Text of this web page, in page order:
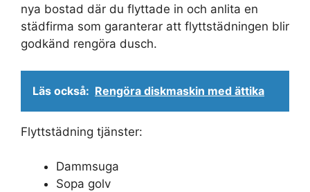
nya bostad där du flyttade in och anlita en
städfirma som garanterar att flyttstädningen blir
godkänd rengöra dusch.
Läs också: Rengöra diskmaskin med ättika
Flyttstädning tjänster:
Dammsuga
Sopa golv